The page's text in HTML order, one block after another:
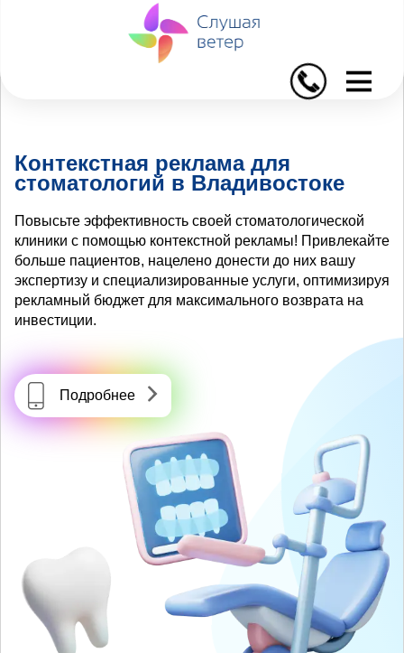
I
Контекстная реклама для
стоматологий в Владивостоке
Повысьте эффективность своей стоматологической
клиники с помощью контекстной рекламы! Привлекайте
больше пациентов, нацелено донести до них вашу
экспертизу и специализированные услуги, оптимизируя
рекламный бюджет для максимального возврата на
инвестиции.
Подробнее